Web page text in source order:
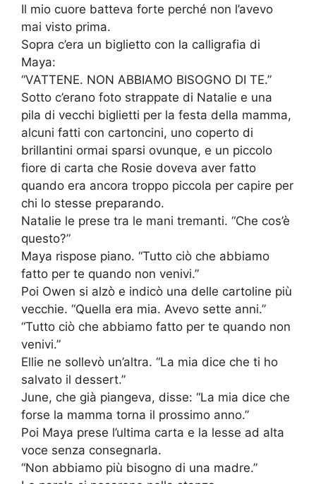
Il mio cuore batteva forte perché non l’avevo
mai visto prima.
Sopra c’era un biglietto con la calligrafia di
Maya:
“VATTENE. NON ABBIAMO BISOGNO DI TE.”
Sotto c’erano foto strappate di Natalie e una
pila di vecchi biglietti per la festa della mamma,
alcuni fatti con cartoncini, uno coperto di
brillantini ormai sparsi ovunque, e un piccolo
fiore di carta che Rosie doveva aver fatto
quando era ancora troppo piccola per capire per
chi lo stesse preparando.
Natalie le prese tra le mani tremanti. “Che cos’è
questo?”
Maya rispose piano. “Tutto ciò che abbiamo
fatto per te quando non venivi.”
Poi Owen si alzò e indicò una delle cartoline più
vecchie. “Quella era mia. Avevo sette anni.”
“Tutto ciò che abbiamo fatto per te quando non
venivi.”
Ellie ne sollevò un’altra. “La mia dice che ti ho
salvato il dessert.”
June, che già piangeva, disse: “La mia dice che
forse la mamma torna il prossimo anno.”
Poi Maya prese l’ultima carta e la lesse ad alta
voce senza consegnarla.
“Non abbiamo più bisogno di una madre.”